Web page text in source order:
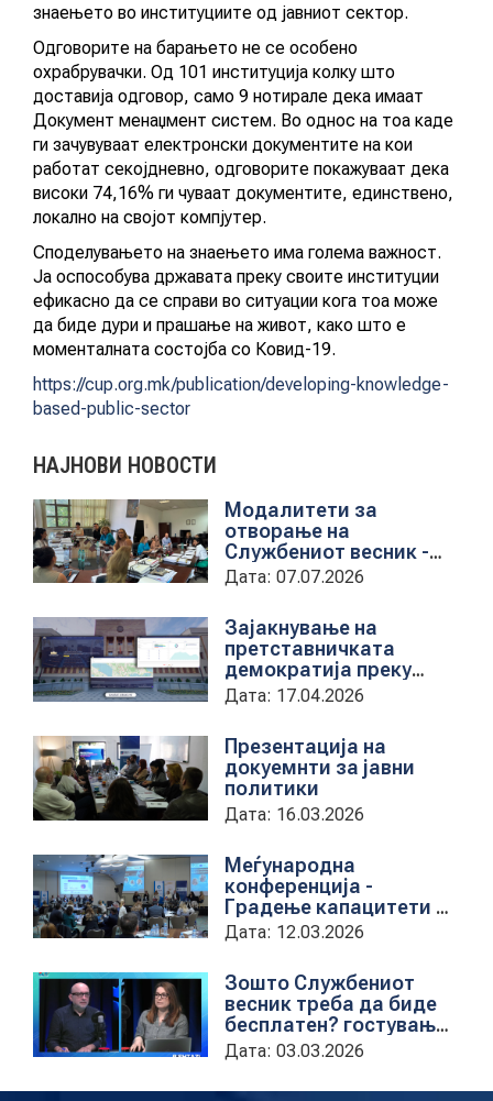
ПОСТАПКА
ПОДНЕСИ ИНИЦИЈАТИВА
ПОДДРЖИ ИНИЦИЈАТИВА
МУЛТИМЕДИЈА
ГАЛЕРИЈА
ВИДЕО
КОНТАКТ
ENG
Новост
знаењето во институциите од јавниот сектор.
Одговорите на барањето не се особено
охрабрувачки. Од 101 институција колку што
доставија одговор, само 9 нотирале дека имаат
Документ менаџмент систем. Во однос на тоа каде
ги зачувуваат електронски документите на кои
работат секојдневно, одговорите покажуваат дека
високи 74,16% ги чуваат документите, единствено,
локално на својот компјутер.
Споделувањето на знаењето има голема важност.
Ја оспособува државата преку своите институции
ефикасно да се справи во ситуации кога тоа може
да биде дури и прашање на живот, како што е
моменталната состојба со Ковид-19.
https://cup.org.mk/publication/developing-knowledge-
based-public-sector
НАЈНОВИ НОВОСТИ
Модалитети за
отворање на
Службениот весник -
Средба со
претставници на ЈП
службен весник
Дата: 07.07.2026
Зајакнување на
претставничката
демократија преку
дигитална алатка
kancelarii.sobranie.mk
Дата: 17.04.2026
Презентација на
докуемнти за јавни
политики
Дата: 16.03.2026
Меѓународна
конференција -
Градење капацитети на
институциите за обука
на државни
службеници
Дата: 12.03.2026
Зошто Службениот
весник треба да биде
бесплатен? гостување
на проектната
кородинаторка во ЦУП
Анета Иванова
Дата: 03.03.2026